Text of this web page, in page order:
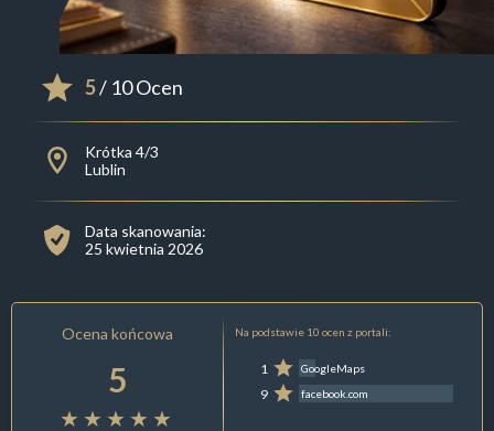
5/ 10 Ocen
Krótka 4/3
Lublin
Data skanowania:
25 kwietnia 2026
Ocena końcowa
5
Na podstawie 10 ocen z portali:
1 GoogleMaps
9 facebook.com